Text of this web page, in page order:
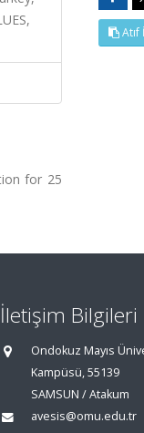
for 25
Atıf
İletişim Bilgileri
Ondokuz Mayıs
Kampüsü, 55139
SAMSUN / Atakum
avesis@omu.edu.tr